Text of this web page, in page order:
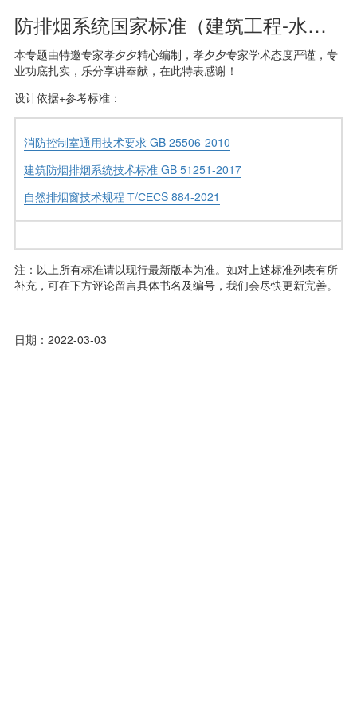
防排烟系统国家标准（建筑工程-水暖专业）
本专题由特邀专家孝夕夕精心编制，孝夕夕专家学术态度严谨，专
业功底扎实，乐分享讲奉献，在此特表感谢！
设计依据+参考标准：
消防控制室通用技术要求 GB 25506-2010
建筑防烟排烟系统技术标准 GB 51251-2017
自然排烟窗技术规程 Т/СЕСS 884-2021
注：以上所有标准请以现行最新版本为准。如对上述标准列表有所
补充，可在下方评论留言具体书名及编号，我们会尽快更新完善。
日期：2022-03-03